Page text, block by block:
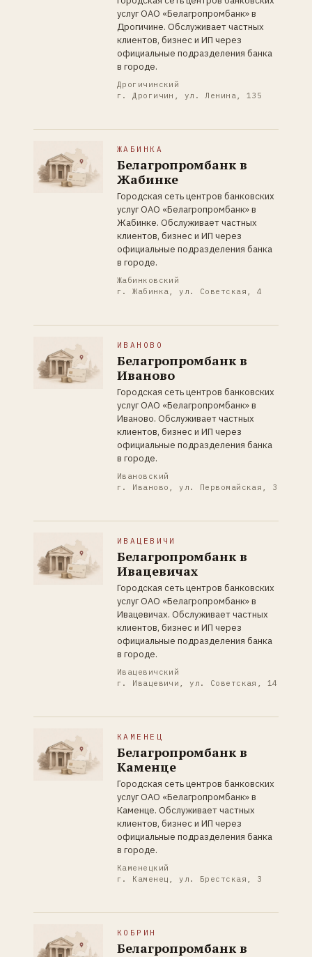
услуг ОАО «Белагропромбанк» в
Дрогичине. Обслуживает частных
клиентов, бизнес и ИП через
официальные подразделения банка
в городе.
Дрогичинский
г. Дрогичин, ул. Ленина, 135
ЖАБИНКА
Белагропромбанк в
Жабинке
Городская сеть центров банковских
услуг ОАО «Белагропромбанк» в
Жабинке. Обслуживает частных
клиентов, бизнес и ИП через
официальные подразделения банка
в городе.
Жабинковский
г. Жабинка, ул. Советская, 4
ИВАНОВО
Белагропромбанк в
Иваново
Городская сеть центров банковских
услуг ОАО «Белагропромбанк» в
Иваново. Обслуживает частных
клиентов, бизнес и ИП через
официальные подразделения банка
в городе.
Ивановский
г. Иваново, ул. Первомайская, 3
ИВАЦЕВИЧИ
Белагропромбанк в
Ивацевичах
Городская сеть центров банковских
услуг ОАО «Белагропромбанк» в
Ивацевичах. Обслуживает частных
клиентов, бизнес и ИП через
официальные подразделения банка
в городе.
Ивацевичский
г. Ивацевичи, ул. Советская, 14
КАМЕНЕЦ
Белагропромбанк в
Каменце
Городская сеть центров банковских
услуг ОАО «Белагропромбанк» в
Каменце. Обслуживает частных
клиентов, бизнес и ИП через
официальные подразделения банка
в городе.
Каменецкий
г. Каменец, ул. Брестская, 3
КОБРИН
Белагропромбанк в